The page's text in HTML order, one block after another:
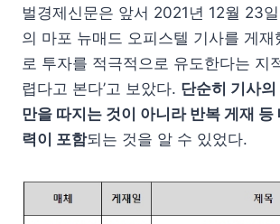
벌경제신문은 앞서 2021년 12월 23
의 마포 뉴매드 오피스텔 기사를 게재
로 투자를 적극적으로 유도한다는 지
렵다고 본다’고 보았다. 단순히 기사
만을 따지는 것이 아니라 반복 게재 등
력이 포함되는 것을 알 수 있었다.